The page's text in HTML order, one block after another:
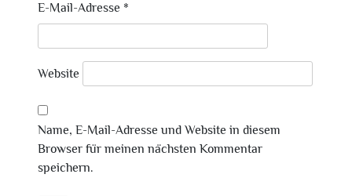
E-Mail-Adresse *
Website
Name, E-Mail-Adresse und Website in diesem
Browser für meinen nächsten Kommentar
speichern.